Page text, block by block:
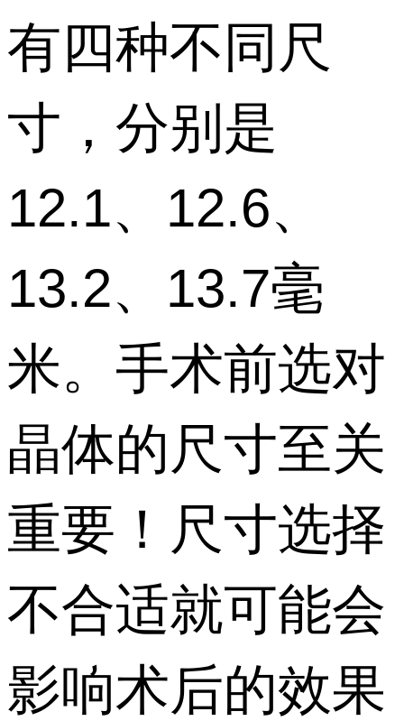
有四种不同尺
寸，分别是
12.1、12.6、
13.2、13.7毫
米。手术前选对
晶体的尺寸至关
重要！尺寸选择
不合适就可能会
影响术后的效果